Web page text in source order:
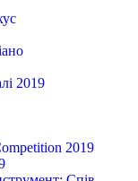
2019
2019